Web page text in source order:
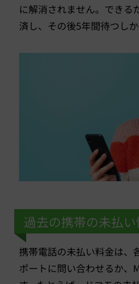
に解消されません。できる
済し、その後5年間待つし
過去の携帯の未払
携帯電話の未払い料金は、
ポートに問い合わせるか、